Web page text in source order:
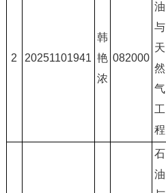
2 20251101941
韩
艳
浓
082000
油
与
天
然
气
工
程
石
油